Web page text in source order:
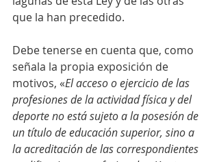
que la han precedido.
Debe tenerse en cuenta que, como
señala la propia exposición de
motivos, «El acceso o ejercicio de las
profesiones de la actividad física y del
deporte no está sujeto a la posesión de
un título de educación superior, sino a
la acreditación de las correspondientes